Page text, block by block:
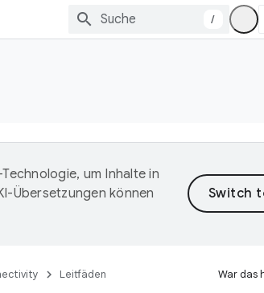
/
um Inhalte in
Übersetzungen können
Leitfäden War das